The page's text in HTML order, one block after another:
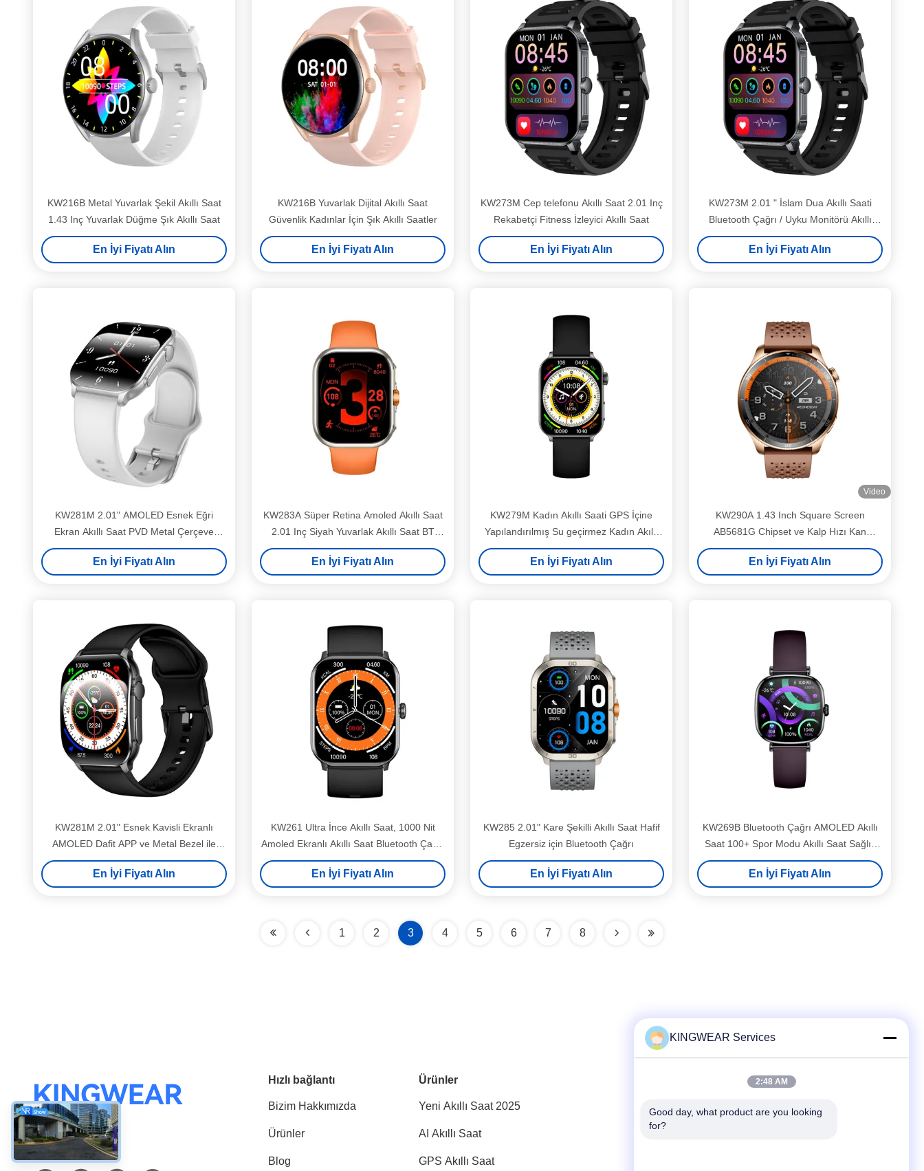
KW216B Metal Yuvarlak Şekil Akıllı Saat
1.43 Inç Yuvarlak Düğme Şık Akıllı Saat
En İyi Fiyatı Alın
KW216B Yuvarlak Dijital Akıllı Saat
Güvenlik Kadınlar İçin Şık Akıllı Saatler
En İyi Fiyatı Alın
KW273M Cep telefonu Akıllı Saat 2.01 Inç
Rekabetçi Fitness İzleyici Akıllı Saat
En İyi Fiyatı Alın
KW273M 2.01 " İslam Dua Akıllı Saati
Bluetooth Çağrı / Uyku Monitörü Akıllı
Saati Su geçirmez
En İyi Fiyatı Alın
KW281M 2.01" AMOLED Esnek Eğri
Ekran Akıllı Saat PVD Metal Çerçeve
esnek eğri ekran 24/7 Sağlık İzleme
En İyi Fiyatı Alın
KW283A Süper Retina Amoled Akıllı Saat
2.01 Inç Siyah Yuvarlak Akıllı Saat BT
Çağrı ile
En İyi Fiyatı Alın
KW279M Kadın Akıllı Saati GPS İçine
Yapılandırılmış Su geçirmez Kadın Akıllı
Saati 1.78 Inç
En İyi Fiyatı Alın
Video
KW290A 1.43 Inch Square Screen
AB5681G Chipset ve Kalp Hızı Kan
Oksijen Fonksiyonu ile Moda Akıllı Saat
En İyi Fiyatı Alın
KW281M 2.01" Esnek Kavisli Ekranlı
AMOLED Dafit APP ve Metal Bezel ile
Akıllı Saat
En İyi Fiyatı Alın
KW261 Ultra İnce Akıllı Saat, 1000 Nit
Amoled Ekranlı Akıllı Saat Bluetooth Çağrı
ile
En İyi Fiyatı Alın
KW285 2.01" Kare Şekilli Akıllı Saat Hafif
Egzersiz için Bluetooth Çağrı
En İyi Fiyatı Alın
KW269B Bluetooth Çağrı AMOLED Akıllı
Saat 100+ Spor Modu Akıllı Saat Sağlık
İzleme
En İyi Fiyatı Alın
1 2 3 4 5 6 7 8
Sosyal Medya
Hızlı bağlantı
Bizim Hakkımızda
Ürünler
Blog
Ürünler
Yeni Akıllı Saat 2025
AI Akıllı Saat
GPS Akıllı Saat
Tel
KINGWEAR Services
2:48 AM
Good day, what product are you looking
for?